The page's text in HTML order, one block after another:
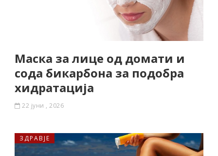
Mаска за лице од домати и
сода бикарбона за подобра
хидратација
22 јуни , 2026
ЗДРАВЈЕ